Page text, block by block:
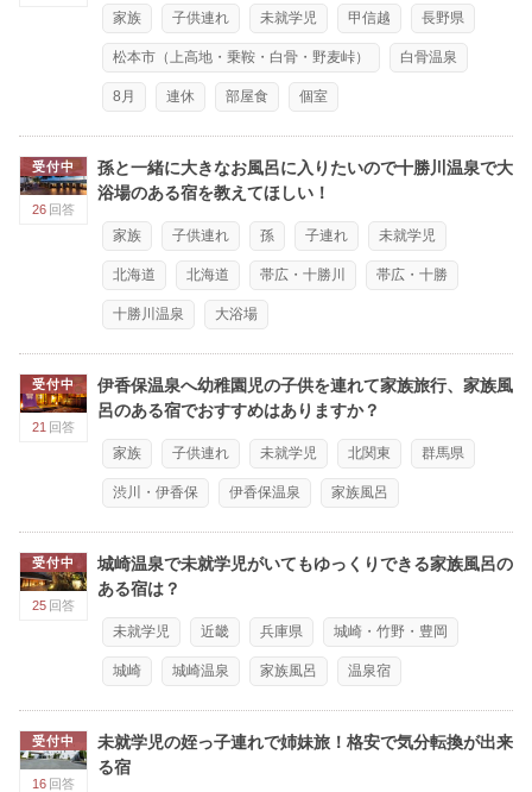
家族 子供連れ 未就学児 甲信越 長野県
松本市（上高地・乗鞍・白骨・野麦峠） 白骨温泉
8月 連休 部屋食 個室
受付中
26 回答
孫と一緒に大きなお風呂に入りたいので十勝川温泉で大
浴場のある宿を教えてほしい！
家族 子供連れ 孫 子連れ 未就学児
北海道 北海道 帯広・十勝川 帯広・十勝
十勝川温泉 大浴場
受付中
21 回答
伊香保温泉へ幼稚園児の子供を連れて家族旅行、家族風
呂のある宿でおすすめはありますか？
家族 子供連れ 未就学児 北関東 群馬県
渋川・伊香保 伊香保温泉 家族風呂
受付中
25 回答
城崎温泉で未就学児がいてもゆっくりできる家族風呂の
ある宿は？
未就学児 近畿 兵庫県 城崎・竹野・豊岡
城崎 城崎温泉 家族風呂 温泉宿
受付中
16 回答
未就学児の姪っ子連れで姉妹旅！格安で気分転換が出来
る宿